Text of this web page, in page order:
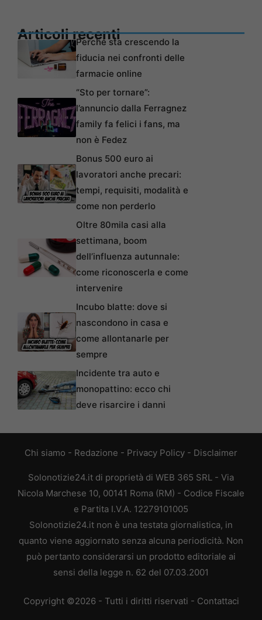
Articoli recentiPerché sta crescendo la
fiducia nei confronti delle
farmacie online
“Sto per tornare”:
l’annuncio dalla Ferragnez
family fa felici i fans, ma
non è Fedez
Bonus 500 euro ai
lavoratori anche precari:
tempi, requisiti, modalità e
come non perderlo
Oltre 80mila casi alla
settimana, boom
dell’influenza autunnale:
come riconoscerla e come
intervenire
Incubo blatte: dove si
nascondono in casa e
come allontanarle per
sempre
Incidente tra auto e
monopattino: ecco chi
deve risarcire i danni
Chi siamo - Redazione - Privacy Policy - Disclaimer
Solonotizie24.it di proprietà di WEB 365 SRL - Via
Nicola Marchese 10, 00141 Roma (RM) - Codice Fiscale
e Partita I.V.A. 12279101005
Solonotizie24.it non è una testata giornalistica, in
quanto viene aggiornato senza alcuna periodicità. Non
può pertanto considerarsi un prodotto editoriale ai
sensi della legge n. 62 del 07.03.2001
Copyright ©2026 - Tutti i diritti riservati - Contattaci